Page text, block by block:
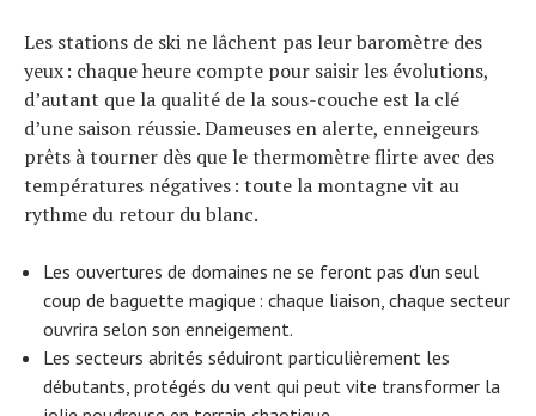
Les stations de ski ne lâchent pas leur baromètre des
yeux : chaque heure compte pour saisir les évolutions,
d’autant que la qualité de la sous-couche est la clé
d’une saison réussie. Dameuses en alerte, enneigeurs
prêts à tourner dès que le thermomètre flirte avec des
températures négatives : toute la montagne vit au
rythme du retour du blanc.
Les ouvertures de domaines ne se feront pas d’un seul
coup de baguette magique : chaque liaison, chaque secteur
ouvrira selon son enneigement.
Les secteurs abrités séduiront particulièrement les
débutants, protégés du vent qui peut vite transformer la